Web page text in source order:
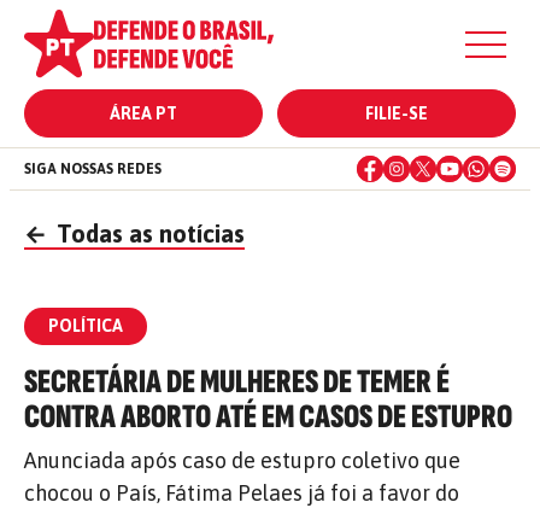
ÁREA PT FILIE-SE
SIGA NOSSAS REDES
← Todas as notícias
POLÍTICA
SECRETÁRIA DE MULHERES DE TEMER É
CONTRA ABORTO ATÉ EM CASOS DE ESTUPRO
Anunciada após caso de estupro coletivo que
chocou o País, Fátima Pelaes já foi a favor do